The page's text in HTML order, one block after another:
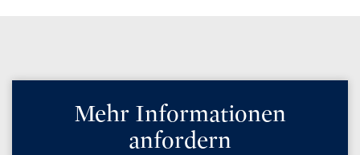
Mehr Informationen
anfordern